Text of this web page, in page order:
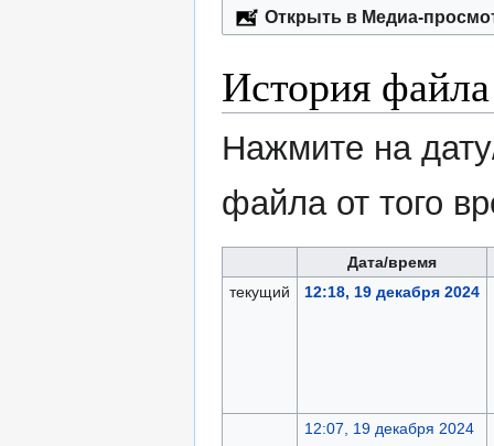
Открыть в Медиа-
История файла
Нажмите на
файла от того
Дата/время
текущий
12:18, 19 декабря 2024
12:07, 19 декабря 2024